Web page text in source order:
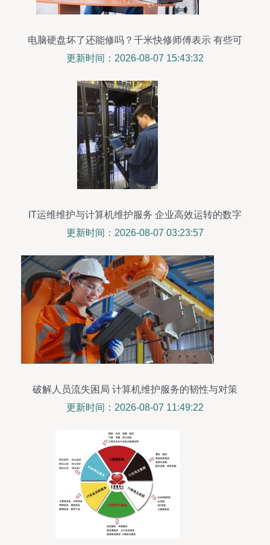
电脑硬盘坏了还能修吗？千米快修师傅表示 有些可
以
更新时间：2026-08-07 15:43:32
IT运维维护与计算机维护服务 企业高效运转的数字
基石
更新时间：2026-08-07 03:23:57
破解人员流失困局 计算机维护服务的韧性与对策
更新时间：2026-08-07 11:49:22